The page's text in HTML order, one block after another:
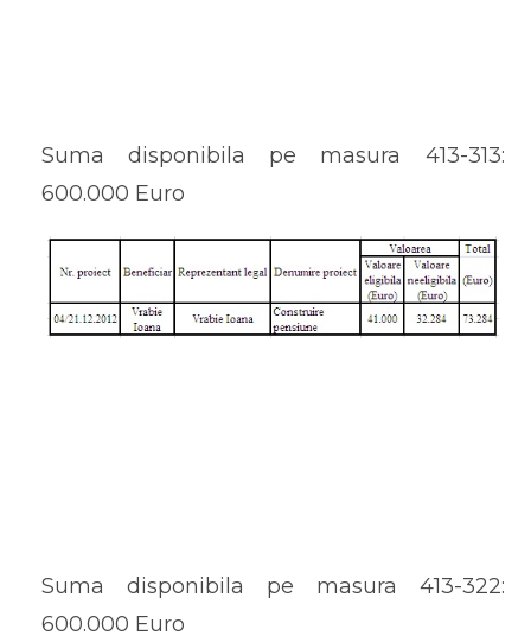
Suma disponibila pe masura 413-313:
600.000 Euro
Suma disponibila pe masura 413-322:
600.000 Euro